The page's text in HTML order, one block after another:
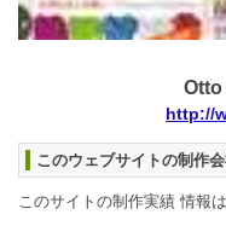
http://
このウェブサイトの制作
このサイトの制作実績 情報